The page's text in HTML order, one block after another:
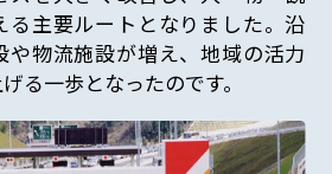
る主要ルートとなりました。沿
や物流施設が増え、地域の活力
る一歩となったのです。